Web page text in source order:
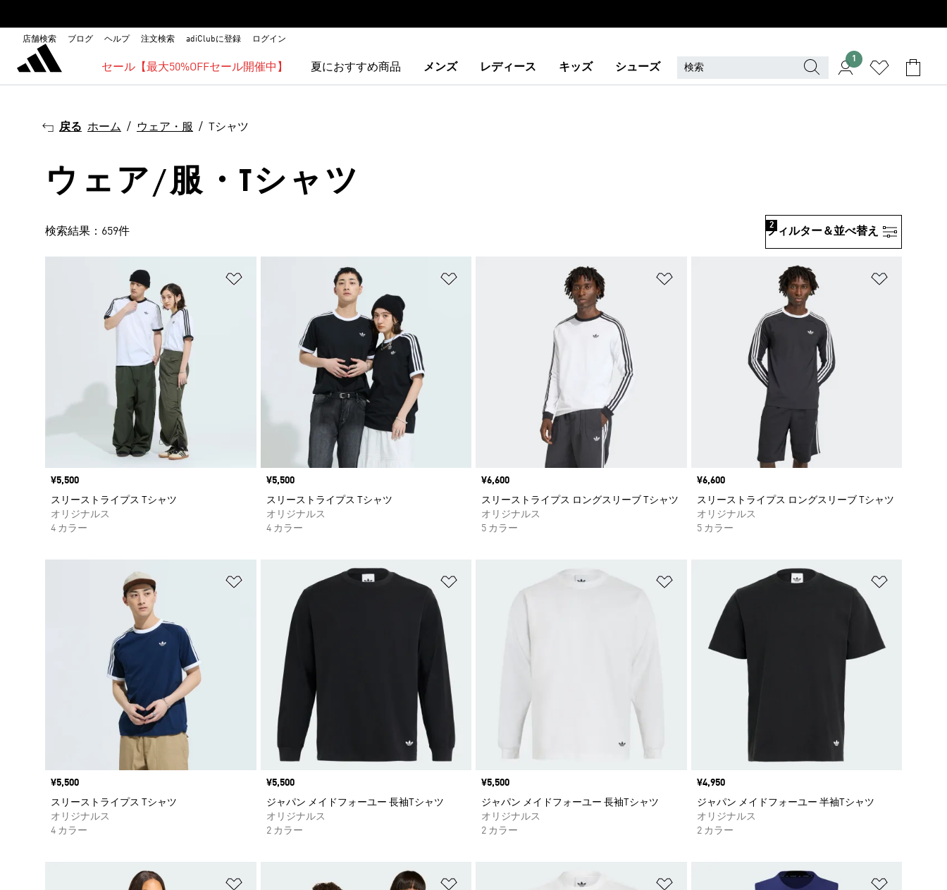
店舗検索 ブログ ヘルプ 注文検索 adiClubに登録 ログイン
セール【最大50%OFFセール開催中】 夏におすすめ商品 メンズ レディース キッズ シューズ
1
戻る ホーム ウェア・服 Tシャツ
ウェア/服・Tシャツ
検索結果：659件 フィルター＆並べ替え
2
ほしいものリストに追加
価格
¥5,500
スリーストライプス Tシャツ
オリジナルス
4 カラー
ほしいものリストに追加
価格
¥5,500
スリーストライプス Tシャツ
オリジナルス
4 カラー
ほしいものリストに追加
価格
¥6,600
スリーストライプス ロングスリーブ Tシャツ
オリジナルス
5 カラー
価格
¥6,600
スリーストライプス ロングスリーブ Tシャツ
オリジナルス
5 カラー
ほしいものリストに追加
価格
¥5,500
スリーストライプス Tシャツ
オリジナルス
4 カラー
ほしいものリストに追加
価格
¥5,500
ジャパン メイドフォーユー 長袖Tシャツ
オリジナルス
2 カラー
ほしいものリストに追加
価格
¥5,500
ジャパン メイドフォーユー 長袖Tシャツ
オリジナルス
2 カラー
価格
¥4,950
ジャパン メイドフォーユー 半袖Tシャツ
オリジナルス
2 カラー
ほしいものリストに追加 ほしいものリストに追加 ほしいものリストに追加